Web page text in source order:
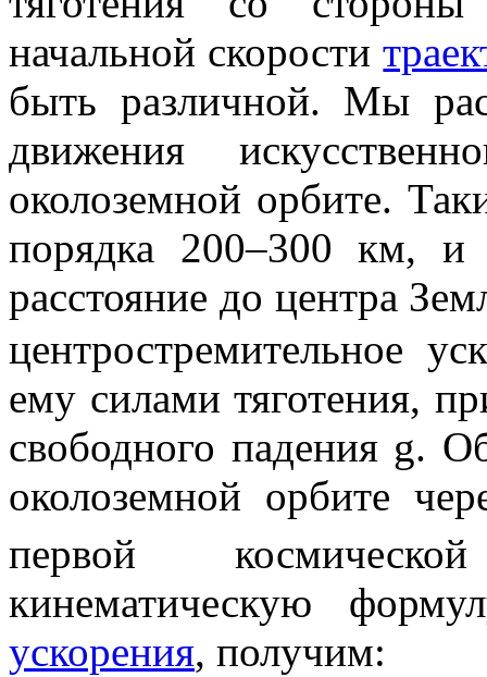
начальной скорости
быть различной. Мы
движения
околоземной орбите.
порядка 200–300 км, и
расстояние до центра
центростремительное
ему силами тяготения,
свободного падения g.
околоземной орбите
первой
кинематическую
ускорения, получим: